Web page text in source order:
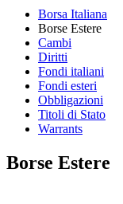
Borsa Italiana
Borse Estere
Cambi
Diritti
Fondi italiani
Fondi esteri
Obbligazioni
Titoli di Stato
Warrants
Borse Estere